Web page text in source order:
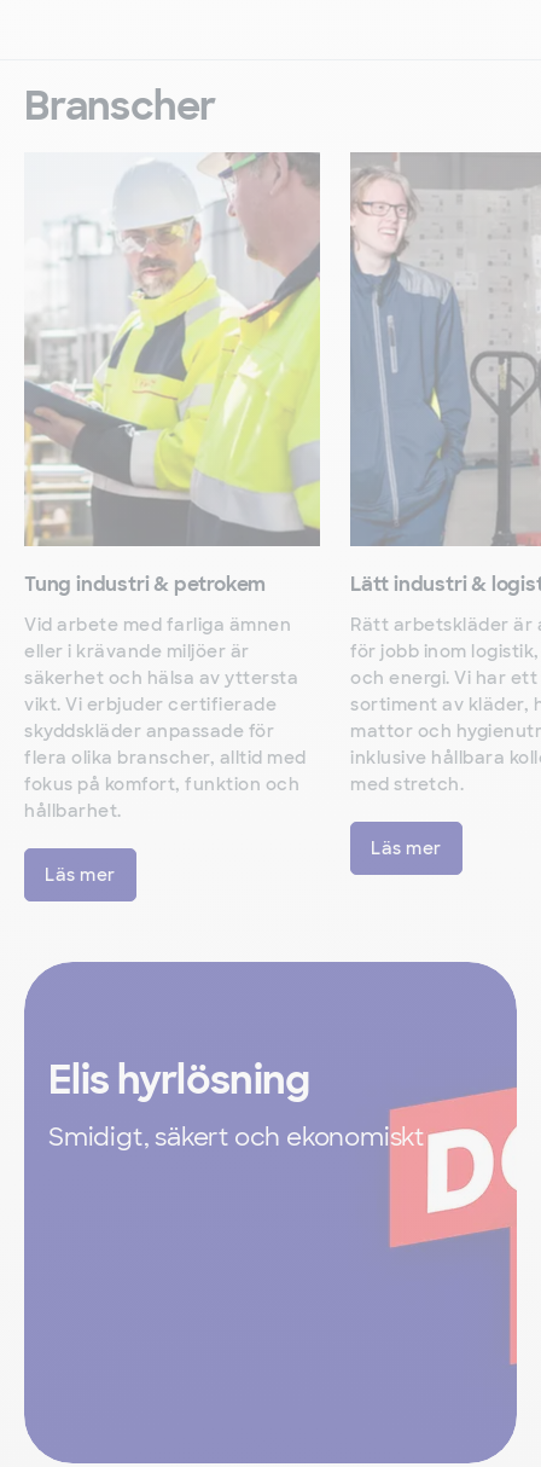
Branscher
Tung industri & petrokem
Vid arbete med farliga ämnen
eller i krävande miljöer är
säkerhet och hälsa av yttersta
vikt. Vi erbjuder certifierade
skyddskläder anpassade för
flera olika branscher, alltid med
fokus på komfort, funktion och
hållbarhet.
Läs mer
Lätt industri &
Rätt arbetskläder är
för jobb inom
och energi. Vi har
sortiment av kläder,
mattor och
inklusive hållbara
med stretch.
Läs mer
Elis hyrlösning
Smidigt, säkert och ekonomiskt